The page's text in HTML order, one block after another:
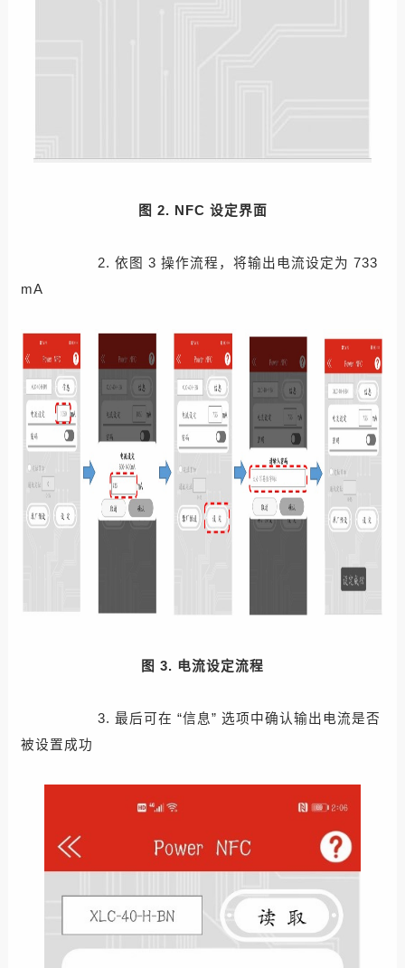
图 2. NFC 设定界面
2. 依图 3 操作流程，将输出电流设定为 733
mA
图 3. 电流设定流程
3. 最后可在 “信息” 选项中确认输出电流是否
被设置成功